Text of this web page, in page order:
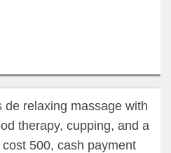
relaxing massage with
therapy, cupping, and a
500, cash payment